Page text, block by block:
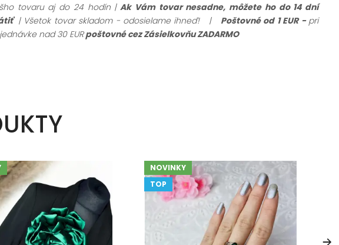
tovaru aj do 24 hodín |Ak Vám tovar nesadne, môžete ho do 14 dní
| Všetok tovar skladom - odosielame ihneď! | Poštovné od 1 EUR - pri
nad 30 EURpoštovné cez Zásielkovňu ZADARMO
NOVINKY
TOP